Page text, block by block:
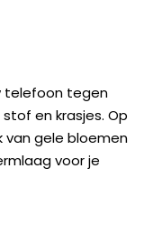
telefoon tegen
en krasjes. Op
van gele bloemen
voor je